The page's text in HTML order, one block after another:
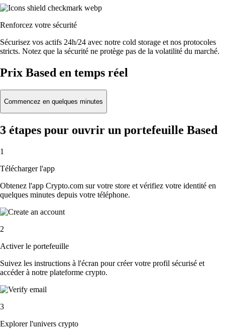
Renforcez votre sécurité
Sécurisez vos actifs 24h/24 avec notre cold storage et nos protocoles
stricts. Notez que la sécurité ne protège pas de la volatilité du marché.
Prix Based en temps réel
Commencez en quelques minutes
3 étapes pour ouvrir un portefeuille Based
1
Télécharger l'app
Obtenez l'app Crypto.com sur votre store et vérifiez votre identité en
quelques minutes depuis votre téléphone.
2
Activer le portefeuille
Suivez les instructions à l'écran pour créer votre profil sécurisé et
accéder à notre plateforme crypto.
3
Explorer l'univers crypto